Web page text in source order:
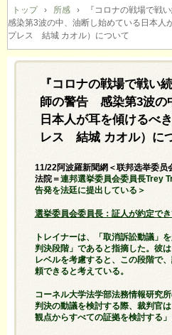
ン
テ
ン
トップ › 所感 ›
『コロナの戦場で戦
感染第3波の中、油断し始めている日本人
プレス 結城 カオル）について
『コロナの戦場で戦い
師の警告 感染第3波の
日本人が耳を傾けるべ
レス 結城 カオル）に
11/22阿波羅新聞網＜联邦选举委员
法院＝連邦選挙委員会委員長Trey
告発を法廷に提出している＞
選挙委員会委員長：証人が約定で
トレイナーは、「取消訴訟動議」
判決段階」であると指摘した。彼
レベルを考慮すると、この段階で
頼できると考えている。
コーネル大学法学部法務情報研究
判決の動議を検討する際、裁判官
観点からすべての証拠を検討する」